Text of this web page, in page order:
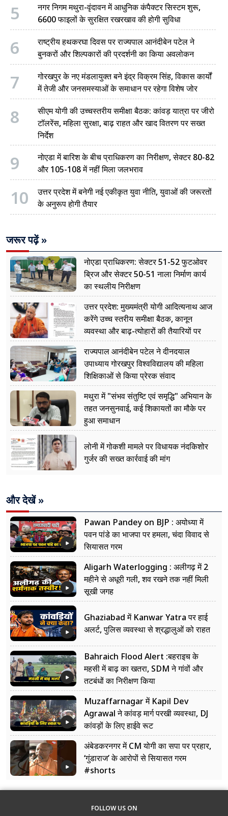
5
नगर निगम मथुरा-वृंदावन में आधुनिक कंपैक्टर सिस्टम शुरू,
6600 फाइलों के सुरक्षित रखरखाव की होगी सुविधा
6
राष्ट्रीय हथकरघा दिवस पर राज्यपाल आनंदीबेन पटेल ने
बुनकरों और शिल्पकारों की प्रदर्शनी का किया अवलोकन
7
गोरखपुर के नए मंडलायुक्त बने इंद्र विक्रम सिंह, विकास कार्यों
में तेजी और जनसमस्याओं के समाधान पर रहेगा विशेष जोर
8
सीएम योगी की उच्चस्तरीय समीक्षा बैठक: कांवड़ यात्रा पर जीरो
टॉलरेंस, महिला सुरक्षा, बाढ़ राहत और खाद वितरण पर सख्त
निर्देश
9
नोएडा में बारिश के बीच प्राधिकरण का निरीक्षण, सेक्टर 80-82
और 105-108 में नहीं मिला जलभराव
10
उत्तर प्रदेश में बनेगी नई एकीकृत युवा नीति, युवाओं की जरूरतों
के अनुरूप होगी तैयार
जरूर पढ़ें »
नोएडा प्राधिकरण: सेक्टर 51-52 फुटओवर
ब्रिज और सेक्टर 50-51 नाला निर्माण कार्य
का स्थलीय निरीक्षण
उत्तर प्रदेश: मुख्यमंत्री योगी आदित्यनाथ आज
करेंगे उच्च स्तरीय समीक्षा बैठक, कानून
व्यवस्था और बाढ़-त्योहारों की तैयारियों पर
नजर
राज्यपाल आनंदीबेन पटेल ने दीनदयाल
उपाध्याय गोरखपुर विश्वविद्यालय की महिला
शिक्षिकाओं से किया प्रेरक संवाद
मथुरा में "संभव संतुष्टि एवं समृद्धि" अभियान के
तहत जनसुनवाई, कई शिकायतों का मौके पर
हुआ समाधान
लोनी में गोकशी मामले पर विधायक नंदकिशोर
गुर्जर की सख्त कार्रवाई की मांग
और देखें »
Pawan Pandey on BJP : अयोध्या में
पवन पांडे का भाजपा पर हमला, चंदा विवाद से
सियासत गरम
Aligarh Waterlogging : अलीगढ़ में 2
महीने से अधूरी गली, शव रखने तक नहीं मिली
सूखी जगह
Ghaziabad में Kanwar Yatra पर हाई
अलर्ट, पुलिस व्यवस्था से श्रद्धालुओं को राहत
Bahraich Flood Alert :बहराइच के
महसी में बाढ़ का खतरा, SDM ने गांवों और
तटबंधों का निरीक्षण किया
Muzaffarnagar में Kapil Dev
Agrawal ने कांवड़ मार्ग परखी व्यवस्था, DJ
कांवड़ों के लिए हाईवे रूट
अंबेडकरनगर में CM योगी का सपा पर प्रहार,
‘गुंडाराज’ के आरोपों से सियासत गरम
#shorts
FOLLOW US ON